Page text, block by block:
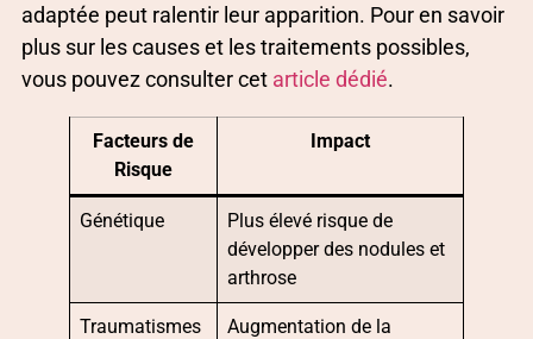
adaptée peut ralentir leur apparition. Pour en savoir
plus sur les causes et les traitements possibles,
vous pouvez consulter cet article dédié.
Facteurs de
Risque
Impact
Génétique
Plus élevé risque de
développer des nodules et
arthrose
Traumatismes
Augmentation de la